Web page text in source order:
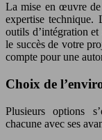
La mise en œuvre de
expertise technique.
outils d’intégration et
le succès de votre
compte pour une
Choix de
Plusieurs options
chacune avec ses